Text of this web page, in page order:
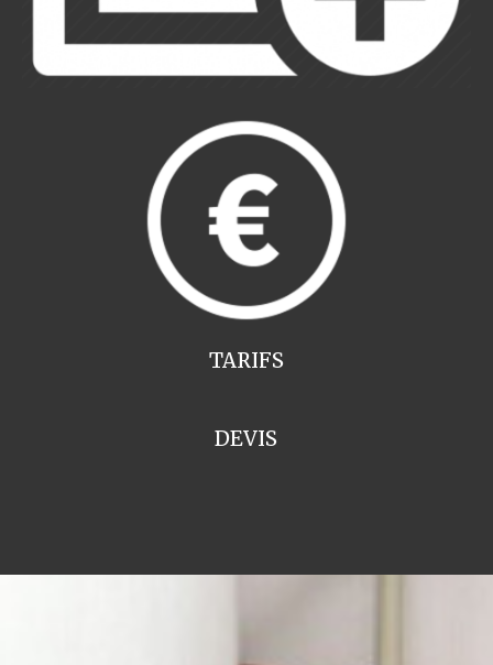
TARIFS
DEVIS